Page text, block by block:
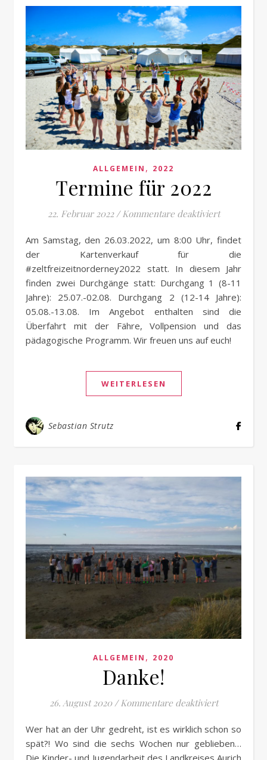
ALLGEMEIN , 2022
Termine für 2022
22. Februar 2022 / Kommentare deaktiviertfür
Am Samstag, den 26.03.2022, um 8:00 Uhr, findet
der Kartenverkauf für die
#zeltfreizeitnorderney2022 statt. In diesem Jahr
finden zwei Durchgänge statt: Durchgang 1 (8-11
Jahre): 25.07.-02.08. Durchgang 2 (12-14 Jahre):
05.08.-13.08. Im Angebot enthalten sind die
Überfahrt mit der Fähre, Vollpension und das
pädagogische Programm. Wir freuen uns auf euch!
WEITERLESEN
Sebastian Strutz
ALLGEMEIN , 2020
Danke!
26. August 2020 / Kommentare deaktiviertfür Danke!
Wer hat an der Uhr gedreht, ist es wirklich schon so
spät?! Wo sind die sechs Wochen nur geblieben…
Die Kinder- und Jugendarbeit des Landkreises Aurich